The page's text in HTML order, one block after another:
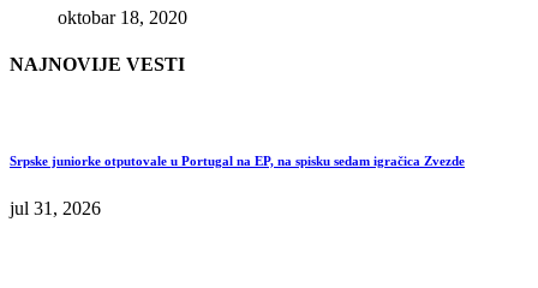
oktobar 18, 2020
NAJNOVIJE VESTI
Srpske juniorke otputovale u Portugal na EP, na spisku sedam igračica Zvezde
jul 31, 2026